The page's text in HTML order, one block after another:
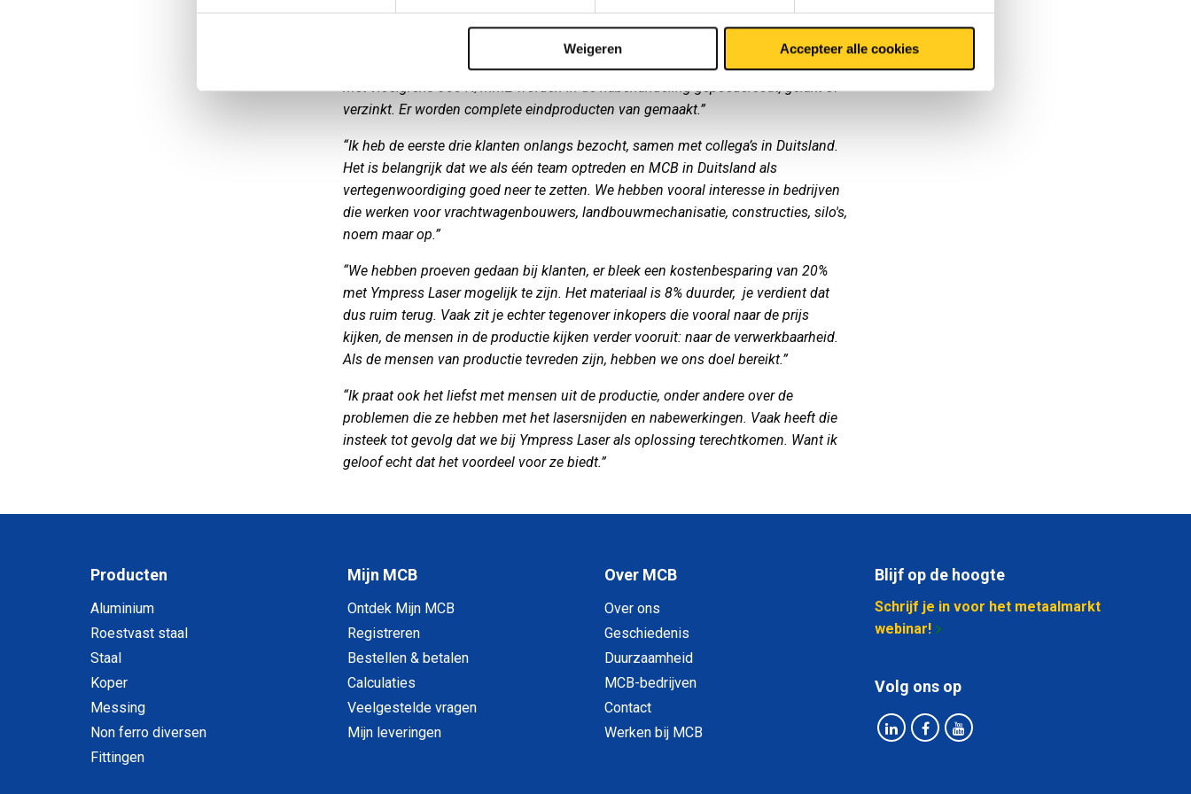
Weigeren Accepteer alle cookies
eindklanten. Materialen met een vloeigrens 420 N/mm2 zijn voor de meeste
toepassingen overgekwalificeerd en daardoor kostenverhogend. Veel producten
met vloeigrens 355 N/mm2 worden in de nabehandeling gepoedercoat, gelakt of
verzinkt. Er worden complete eindproducten van gemaakt.”
“Ik heb de eerste drie klanten onlangs bezocht, samen met collega’s in Duitsland.
Het is belangrijk dat we als één team optreden en MCB in Duitsland als
vertegenwoordiging goed neer te zetten. We hebben vooral interesse in bedrijven
die werken voor vrachtwagenbouwers, landbouwmechanisatie, constructies, silo's,
noem maar op.”
“We hebben proeven gedaan bij klanten, er bleek een kostenbesparing van 20%
met Ympress Laser mogelijk te zijn. Het materiaal is 8% duurder, je verdient dat
dus ruim terug. Vaak zit je echter tegenover inkopers die vooral naar de prijs
kijken, de mensen in de productie kijken verder vooruit: naar de verwerkbaarheid.
Als de mensen van productie tevreden zijn, hebben we ons doel bereikt.”
“Ik praat ook het liefst met mensen uit de productie, onder andere over de
problemen die ze hebben met het lasersnijden en nabewerkingen. Vaak heeft die
insteek tot gevolg dat we bij Ympress Laser als oplossing terechtkomen. Want ik
geloof echt dat het voordeel voor ze biedt.”
Producten
Aluminium
Roestvast staal
Staal
Koper
Messing
Non ferro diversen
Fittingen
Mijn MCB
Ontdek Mijn MCB
Registreren
Bestellen & betalen
Calculaties
Veelgestelde vragen
Mijn leveringen
Over MCB
Over ons
Geschiedenis
Duurzaamheid
MCB-bedrijven
Contact
Werken bij MCB
Blijf op de hoogte
Schrijf je in voor het metaalmarkt
webinar!
Volg ons op